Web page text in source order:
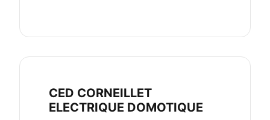
CED CORNEILLET
ELECTRIQUE DOMOTIQUE